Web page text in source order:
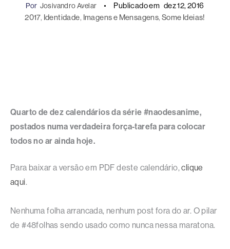
Por Josivandro Avelar Publicado em dez 12, 2016
2017, Identidade, Imagens e Mensagens, Some Ideias!
Quarto de dez calendários da série #naodesanime,
postados numa verdadeira força-tarefa para colocar
todos no ar ainda hoje.
Para baixar a versão em PDF deste calendário,clique
aqui.
Nenhuma folha arrancada, nenhum post fora do ar. O pilar
de #48folhas sendo usado como nunca nessa maratona.